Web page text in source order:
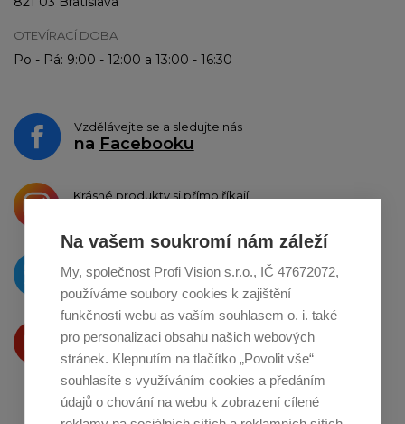
Na vašem soukromí nám záleží
My, společnost Profi Vision s.r.o., IČ 47672072,
používáme soubory cookies k zajištění
funkčnosti webu as vaším souhlasem o. i. také
pro personalizaci obsahu našich webových
stránek. Klepnutím na tlačítko „Povolit vše“
souhlasíte s využíváním cookies a předáním
údajů o chování na webu k zobrazení cílené
OTEVÍRACÍ DOBA
Po - Pá: 9:00 - 12:00 a 13:00 - 16:30
Vzdělávejte se a sledujte nás
na Facebooku
Krásné produkty si přímo říkají
O novinkách píšeme
naTwitteru
Produkty Vám představujeme
na Youtube